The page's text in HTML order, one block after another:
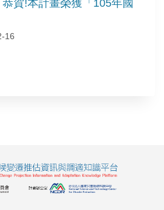
賀!本計畫榮獲「105年國
16